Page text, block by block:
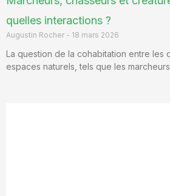
quelles interactions ?
Augustin Rocher 18 mars 2026
La question de la cohabitation entre les
espaces naturels, tels que les marcheurs